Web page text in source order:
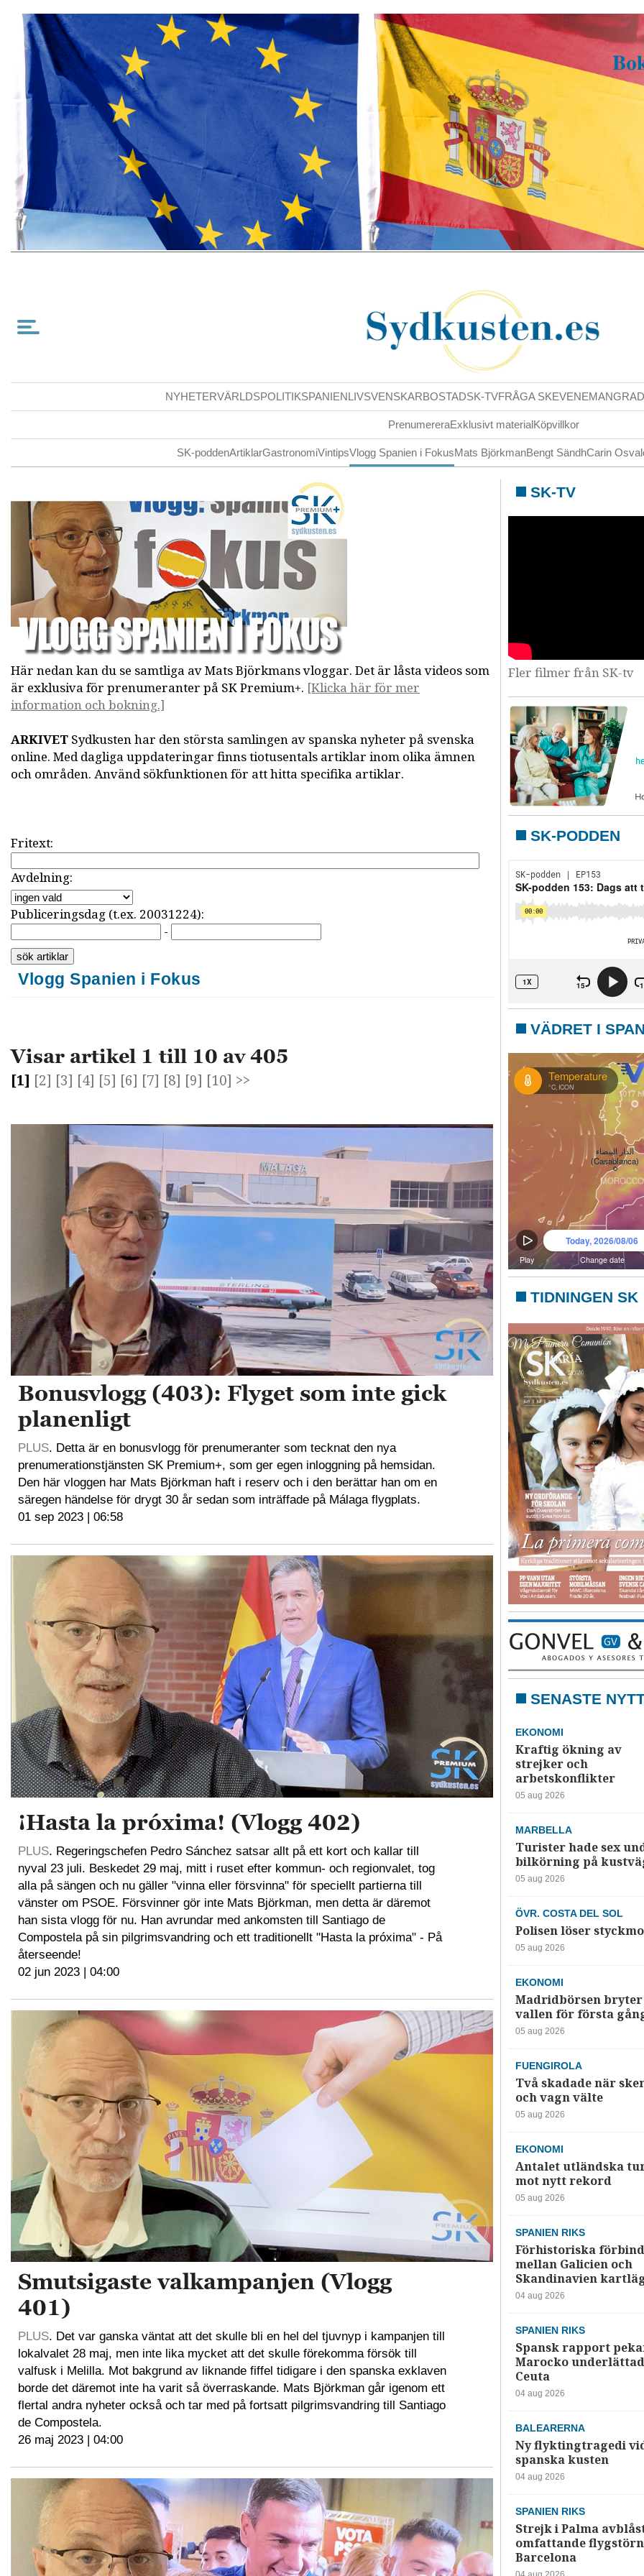
NYHETERVÄRLDSPOLITIKSPANIENLIVSVENSKARBOSTADSK-TVFRÅGA SKEVENEMANG
PrenumereraExklusivt materialKöpvillkor
SK-poddenArtiklarGastronomiVintipsVlogg Spanien i FokusMats BjörkmanBengt SändhCarin
Här nedan kan du se samtliga av Mats Björkmans vloggar. Det är låsta videos som
är exklusiva för prenumeranter på SK Premium+. [Klicka här för mer
information och bokning.]
ARKIVET Sydkusten har den största samlingen av spanska nyheter på svenska
online. Med dagliga uppdateringar finns tiotusentals artiklar inom olika ämnen
och områden. Använd sökfunktionen för att hitta specifika artiklar.
Fritext:
Avdelning:
Publiceringsdag (t.ex. 20031224):
-
Vlogg Spanien i Fokus
Visar artikel 1 till 10 av 405
[1] [2] [3] [4] [5] [6] [7] [8] [9] [10] >>
Bonusvlogg (403): Flyget som inte gick
planenligt
PLUS. Detta är en bonusvlogg för prenumeranter som tecknat den nya
prenumerationstjänsten SK Premium+, som ger egen inloggning på hemsidan.
Den här vloggen har Mats Björkman haft i reserv och i den berättar han om en
säregen händelse för drygt 30 år sedan som inträffade på Málaga flygplats.
01 sep 2023 | 06:58
¡Hasta la próxima! (Vlogg 402)
PLUS. Regeringschefen Pedro Sánchez satsar allt på ett kort och kallar till
nyval 23 juli. Beskedet 29 maj, mitt i ruset efter kommun- och regionvalet, tog
alla på sängen och nu gäller "vinna eller försvinna" för speciellt partierna till
vänster om PSOE. Försvinner gör inte Mats Björkman, men detta är däremot
han sista vlogg för nu. Han avrundar med ankomsten till Santiago de
Compostela på sin pilgrimsvandring och ett traditionellt "Hasta la próxima" - På
återseende!
02 jun 2023 | 04:00
Smutsigaste valkampanjen (Vlogg
401)
PLUS. Det var ganska väntat att det skulle bli en hel del tjuvnyp i kampanjen till
lokalvalet 28 maj, men inte lika mycket att det skulle förekomma försök till
valfusk i Melilla. Mot bakgrund av liknande fiffel tidigare i den spanska exklaven
borde det däremot inte ha varit så överraskande. Mats Björkman går igenom ett
flertal andra nyheter också och tar med på fortsatt pilgrimsvandring till Santiago
de Compostela.
26 maj 2023 | 04:00
SK-TV
Fler filmer från SK-tv
SK-PODDEN
VÄDRET I
TIDNINGEN SK
SENASTE
EKONOMI
Kraftig ökning av
strejker och
arbetskonflikter
05 aug 2026
MARBELLA
Turister hade sex
bilkörning på
05 aug 2026
ÖVR. COSTA DEL SOL
Polisen löser
05 aug 2026
EKONOMI
Madridbörsen bryter
vallen för första
05 aug 2026
FUENGIROLA
Två skadade när
och vagn välte
05 aug 2026
EKONOMI
Antalet utländska
mot nytt rekord
05 aug 2026
SPANIEN RIKS
Förhistoriska
mellan Galicien och
Skandinavien
04 aug 2026
SPANIEN RIKS
Spansk rapport
Marocko
Ceuta
04 aug 2026
BALEARERNA
Ny flyktingtragedi
spanska kusten
04 aug 2026
SPANIEN RIKS
Strejk i Palma
omfattande
Barcelona